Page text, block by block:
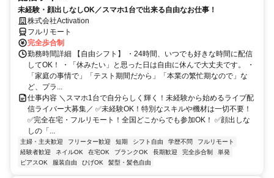
未経験・顔出しなしOK／スマホ1台で出来る自由なお仕事！
株式会社Activation
フルリモート
完全歩合制
勤務時間詳細 【自由シフト】 ・24時間、いつでも好きな時間に配信
してOK！ ・「休みたい」と思った日は自由に休んで大丈夫です。 ・
「家庭の事情で」「テスト期間だから」「本業の繁忙期なので」な
ど、プラ...
仕事内容 ＼スマホ1台で自分らしく輝く！未経験から始めるライブ配
信ライバー大募集／ ✅未経験OK！特別なスキルや機材は一切不要！
✅完全在宅・フルリモート！全国どこからでも参加OK！ ✅顔出しな
しの「...
主婦・主夫歓迎 フリーター歓迎 短期 シフト自由 学歴不問
フルリモート
経験者歓迎
ネイルOK 在宅OK ブランクOK 長期歓迎 完全歩合制
単発
ピアスOK
服装自由 ひげOK 髪型・髪色自由